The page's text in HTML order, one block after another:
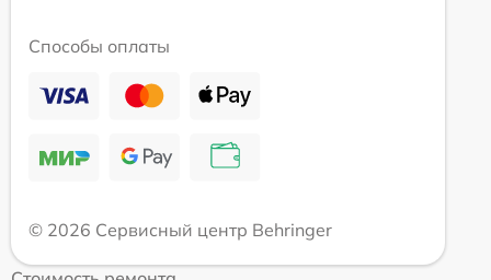
Способы оплаты
© 2026 Сервисный центр Behringer